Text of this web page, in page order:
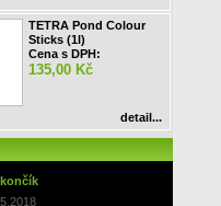
TETRA Pond Colour
Sticks (1l)
Cena s DPH:
135,00 Kč
detail...